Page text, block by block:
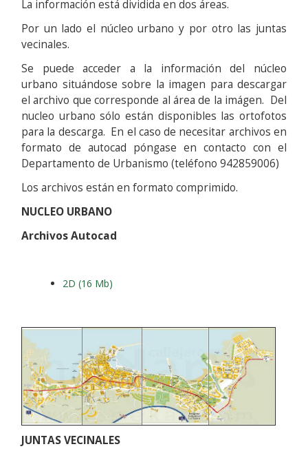
La información está dividida en dos áreas.
Por un lado el núcleo urbano y por otro las juntas
vecinales.
Se puede acceder a la información del núcleo
urbano situándose sobre la imagen para descargar
el archivo que corresponde al área de la imágen. Del
nucleo urbano sólo están disponibles las ortofotos
para la descarga. En el caso de necesitar archivos en
formato de autocad póngase en contacto con el
Departamento de Urbanismo (teléfono 942859006)
Los archivos están en formato comprimido.
NUCLEO URBANO
Archivos Autocad
2D (16 Mb)
JUNTAS VECINALES